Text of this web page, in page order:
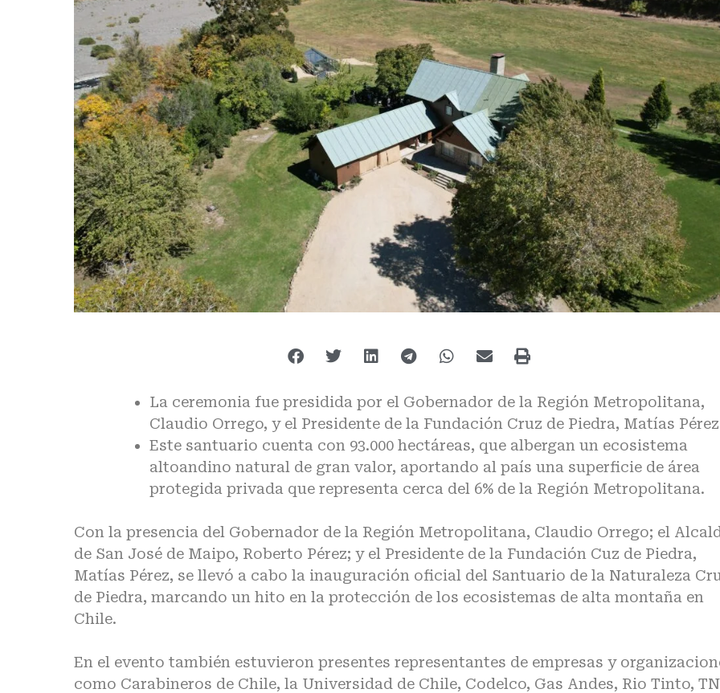
La ceremonia fue presidida por el Gobernador de la Región Metropolitana,
Claudio Orrego, y el Presidente de la Fundación Cruz de Piedra, Matías
Este santuario cuenta con 93.000 hectáreas, que albergan un ecosistema
altoandino natural de gran valor, aportando al país una superficie de área
protegida privada que representa cerca del 6% de la Región Metropolitana.
Con la presencia del Gobernador de la Región Metropolitana, Claudio Orrego; el
de San José de Maipo, Roberto Pérez; y el Presidente de la Fundación Cuz de Piedra,
Matías Pérez, se llevó a cabo la inauguración oficial del Santuario de la Naturaleza
de Piedra, marcando un hito en la protección de los ecosistemas de alta montaña en
Chile.
En el evento también estuvieron presentes representantes de empresas y
como Carabineros de Chile, la Universidad de Chile, Codelco, Gas Andes, Rio Tinto,